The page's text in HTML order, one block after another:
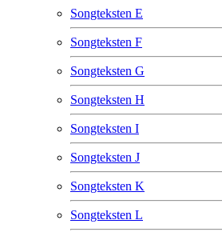
Songteksten E
Songteksten F
Songteksten G
Songteksten H
Songteksten I
Songteksten J
Songteksten K
Songteksten L